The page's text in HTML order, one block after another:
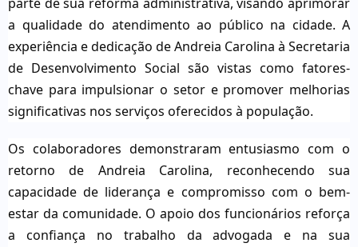
a qualidade do atendimento ao público na cidade. A
experiência e dedicação de Andreia Carolina à Secretaria
de Desenvolvimento Social são vistas como fatores-
chave para impulsionar o setor e promover melhorias
significativas nos serviços oferecidos à população.
Os colaboradores demonstraram entusiasmo com o
retorno de Andreia Carolina, reconhecendo sua
capacidade de liderança e compromisso com o bem-
estar da comunidade. O apoio dos funcionários reforça
a confiança no trabalho da advogada e na sua